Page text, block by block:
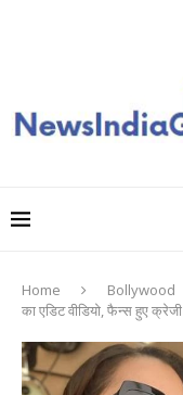
Home Bollywood
का एडिट वीडियो, फैन्स हुए क्रेजी